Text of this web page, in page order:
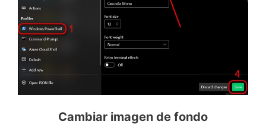
Cambiar imagen de fondo